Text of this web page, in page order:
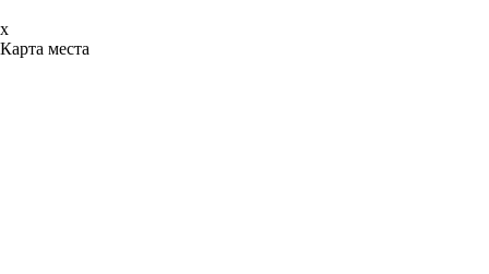
x
Карта места